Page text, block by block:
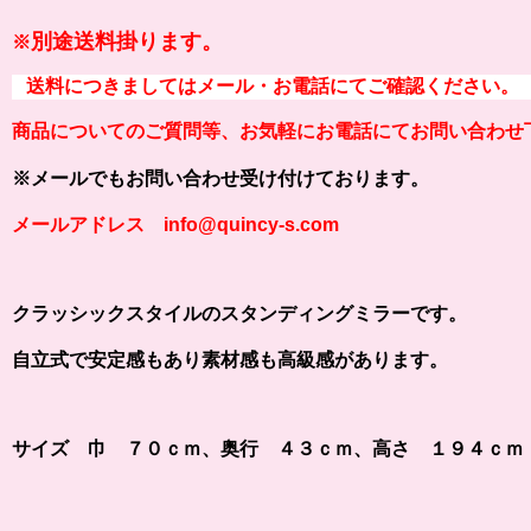
※別途送料掛ります。
送料につきましてはメール・お電話にてご確認ください。
商品についてのご質問等、お気軽にお電話にてお問い合わせ
※メールでもお問い合わせ受け付けております。
メールアドレス info@quincy-s.com
クラッシックスタイルのスタンディングミラーです。
自立式で安定感もあり素材感も高級感があります。
サイズ 巾 ７０ｃｍ、奥行 ４３ｃｍ、高さ １９４ｃｍ